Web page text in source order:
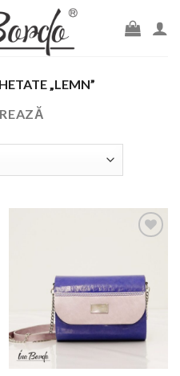
„LEMN”
Add to
wishlist